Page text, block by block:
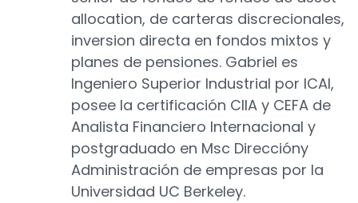
allocation, de carteras discrecionales,
inversion directa en fondos mixtos y
planes de pensiones. Gabriel es
Ingeniero Superior Industrial por ICAI,
posee la certificación CIIA y CEFA de
Analista Financiero Internacional y
postgraduado en Msc Direccióny
Administración de empresas por la
Universidad UC Berkeley.